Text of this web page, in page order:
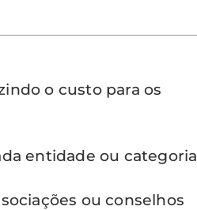
o custo para os
entidade ou categoria
ou conselhos